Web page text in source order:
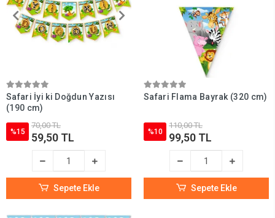
Safari İyi ki Doğdun Yazısı
(190 cm)
%15
70,00 TL
59,50 TL
Sepete Ekle
Safari Flama Bayrak (320 cm)
%10
110,00 TL
99,50 TL
Sepete Ekle